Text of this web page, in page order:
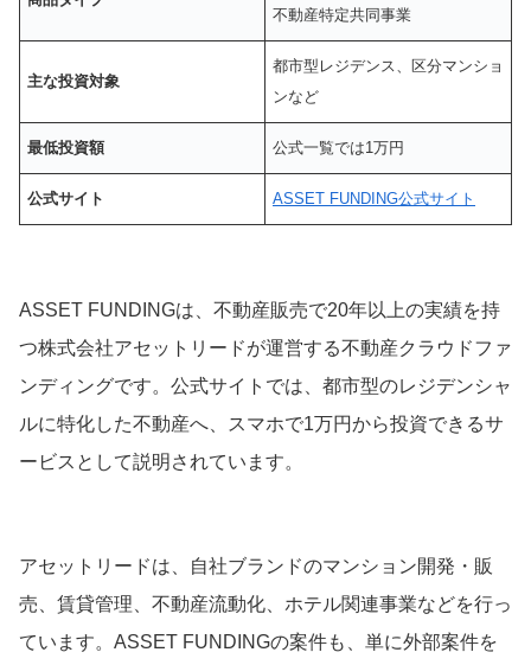
不動産特定共同事業
主な投資対象
都市型レジデンス、区分マンショ
ンなど
最低投資額 公式一覧では1万円
公式サイト ASSET FUNDING公式サイト
ASSET FUNDINGは、不動産販売で20年以上の実績を持
つ株式会社アセットリードが運営する不動産クラウドファ
ンディングです。公式サイトでは、都市型のレジデンシャ
ルに特化した不動産へ、スマホで1万円から投資できるサ
ービスとして説明されています。
アセットリードは、自社ブランドのマンション開発・販
売、賃貸管理、不動産流動化、ホテル関連事業などを行っ
ています。ASSET FUNDINGの案件も、単に外部案件を